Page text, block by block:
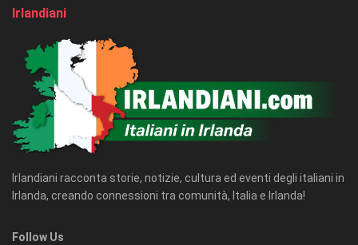
Irlandiani
Irlandiani racconta storie, notizie, cultura ed eventi degli italiani in
Irlanda, creando connessioni tra comunità, Italia e Irlanda!
Follow Us